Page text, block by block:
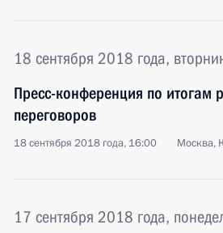
18 сентября 2018 года,
Пресс-конференция по итогам
переговоров
18 сентября 2018 года, 16:00 Москва,
17 сентября 2018 года,